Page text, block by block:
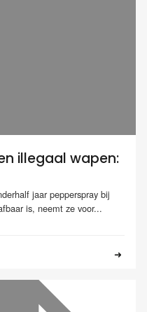
illegaal wapen:
jaar pepperspray bij
is, neemt ze voor...